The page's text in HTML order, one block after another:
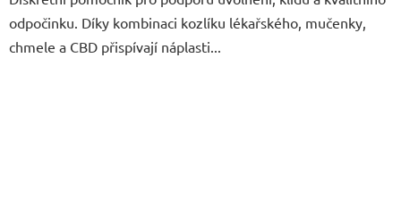
z
5
hvězdiček.
odpočinku. Díky kombinaci kozlíku lékařského, mučenky,
chmele a CBD přispívají náplasti...